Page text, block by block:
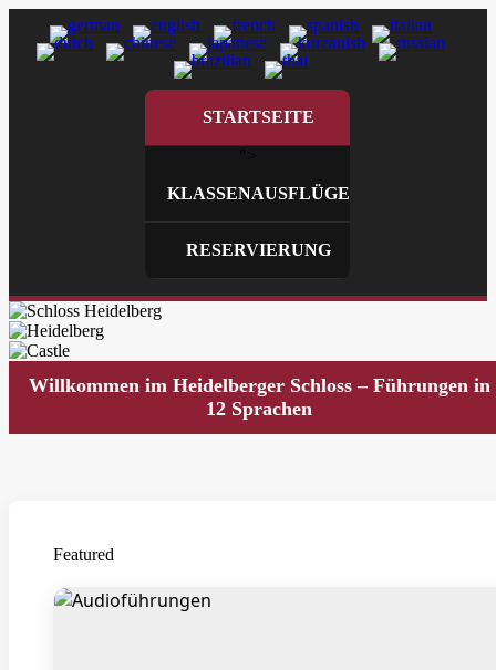
STARTSEITE
KLASSENAUSFLÜGE
RESERVIERUNG
Willkommen im Heidelberger Schloss – Führungen in
12 Sprachen
Featured